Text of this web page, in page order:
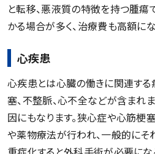
と転移、悪液質の特徴を持つ腫瘍
かる場合が多く、治療費も高額に
心疾患
心疾患とは心臓の働きに関連する
塞、不整脈、心不全などが含まれ
因にもなります。狭心症や心筋梗
や薬物療法が行われ、一般的にそ